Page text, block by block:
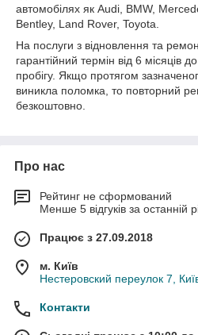
автомобілях як Audi, BMW,
Bentley, Land Rover, Toyota.
На послуги з відновлення та
гарантійний термін від 6 місяців
пробігу. Якщо протягом
виникла поломка, то повторний
безкоштовно.
Про нас
Рейтинг не сформований
Менше 5 відгуків за останній
Працює з 27.09.2018
м. Київ
Нестеровский переулок 7,
Контакти